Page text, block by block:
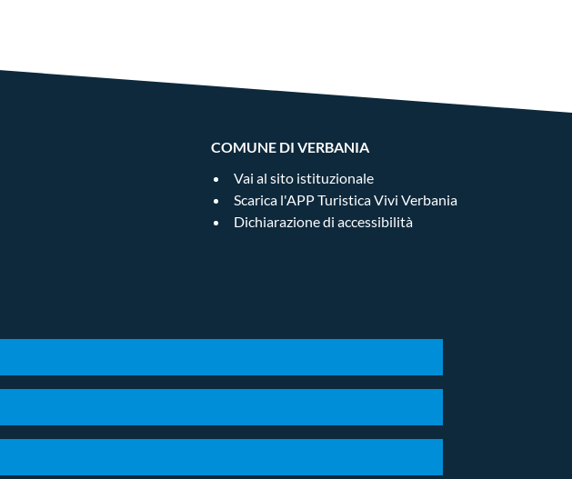
COMUNE DI VERBANIA
Vai al sito istituzionale
Scarica l'APP Turistica Vivi Verbania
Dichiarazione di accessibilità